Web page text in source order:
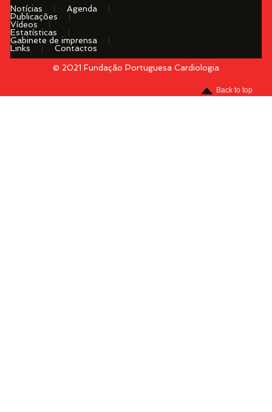
Notícias
Agenda
Publicações
Vídeos
Estatísticas
Gabinete de imprensa
Links
Contactos
© 2021 Fundação Portuguesa Cardiologia
Back to top